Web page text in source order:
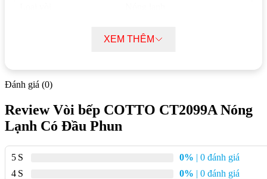
Kích thước (DxRxC)
Kích thước đầu vòi 210 mm
Chiều cao đầu vòi
XEM THÊM
Đánh giá (0)
Review Vòi bếp COTTO CT2099A Nóng
Lạnh Có Đầu Phun
5 0% | 0 đánh giá
4
0% | 0 đánh giá